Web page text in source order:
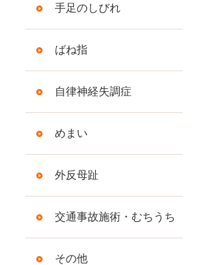
手足のしびれ
ばね指
自律神経失調症
めまい
外反母趾
交通事故施術・むちうち
その他